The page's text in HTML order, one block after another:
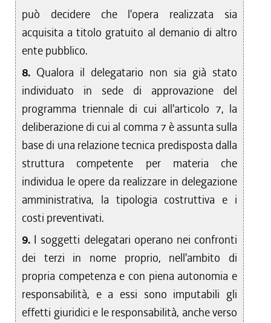
può decidere che l'opera realizzata sia
acquisita a titolo gratuito al demanio di altro
ente pubblico.
8. Qualora il delegatario non sia già stato
individuato in sede di approvazione del
programma triennale di cui all'articolo 7, la
deliberazione di cui al comma 7 è assunta sulla
base di una relazione tecnica predisposta dalla
struttura competente per materia che
individua le opere da realizzare in delegazione
amministrativa, la tipologia costruttiva e i
costi preventivati.
9. I soggetti delegatari operano nei confronti
dei terzi in nome proprio, nell'ambito di
propria competenza e con piena autonomia e
responsabilità, e a essi sono imputabili gli
effetti giuridici e le responsabilità, anche verso